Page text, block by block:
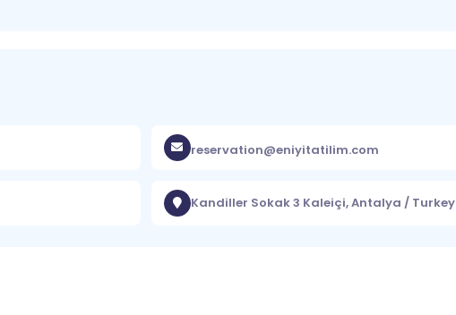
reservation@eniyitatilim.com
Kandiller Sokak 3 Kaleiçi, Antalya / Turkey